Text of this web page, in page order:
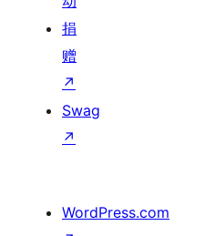
捐
赠
↗
Swag
↗
WordPress.com